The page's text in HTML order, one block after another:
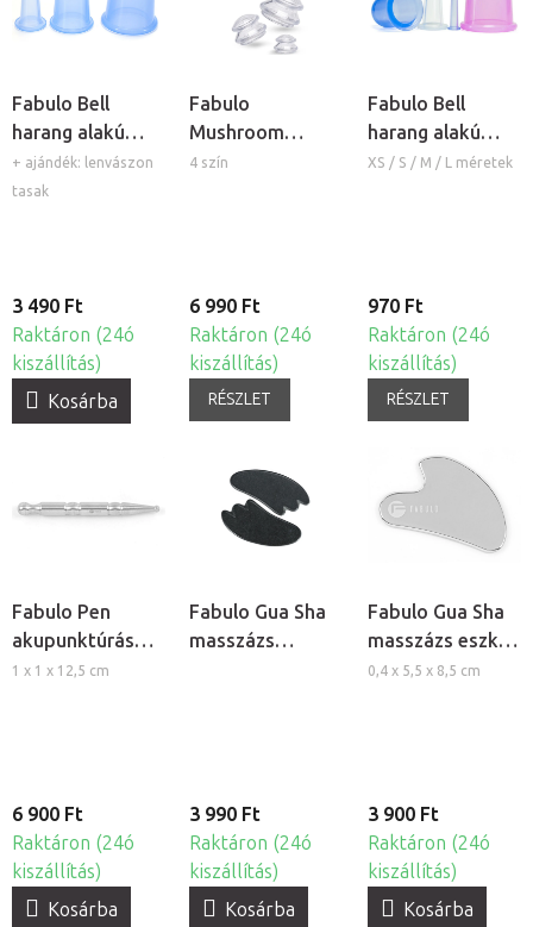
Fabulo Bell
harang alakú
szilikon köpöly
készlet - kék,
+ ajándék: lenvászon
tasak
3 490 Ft
Raktáron (24ó
kiszállítás)
Kosárba
Fabulo
Mushroom
gomba alakú
4 szín
6 990 Ft
Raktáron (24ó
kiszállítás)
RÉSZLET
Fabulo Bell
harang alakú
szilikon köpöly
XS / S / M / L méretek
970 Ft
Raktáron (24ó
kiszállítás)
RÉSZLET
Fabulo Pen
akupunktúrás
toll
1 x 1 x 12,5 cm
6 900 Ft
Raktáron (24ó
kiszállítás)
Kosárba
Fabulo Gua Sha
masszázs
3 990 Ft
Raktáron (24ó
kiszállítás)
Kosárba
Fabulo Gua Sha
masszázs eszköz
- Rozsdamentes
0,4 x 5,5 x 8,5 cm
3 900 Ft
Raktáron (24ó
kiszállítás)
Kosárba